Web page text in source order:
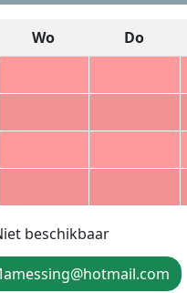
Wo Do
beschikbaar